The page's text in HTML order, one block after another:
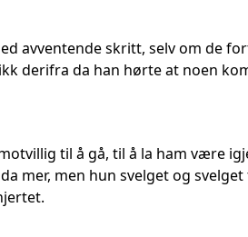
avventende skritt, selv om de
derifra da han hørte at noen
til å gå, til å la ham være
mer, men hun svelget og